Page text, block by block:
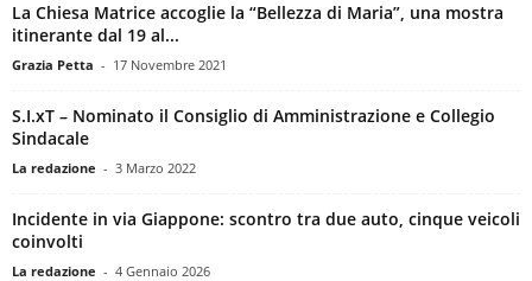
La Chiesa Matrice accoglie la “Bellezza di Maria”, una mostra
itinerante dal 19 al...
Grazia Petta - 17 Novembre 2021
S.I.xT – Nominato il Consiglio di Amministrazione e Collegio
Sindacale
La redazione - 3 Marzo 2022
Incidente in via Giappone: scontro tra due auto, cinque veicoli
coinvolti
La redazione - 4 Gennaio 2026